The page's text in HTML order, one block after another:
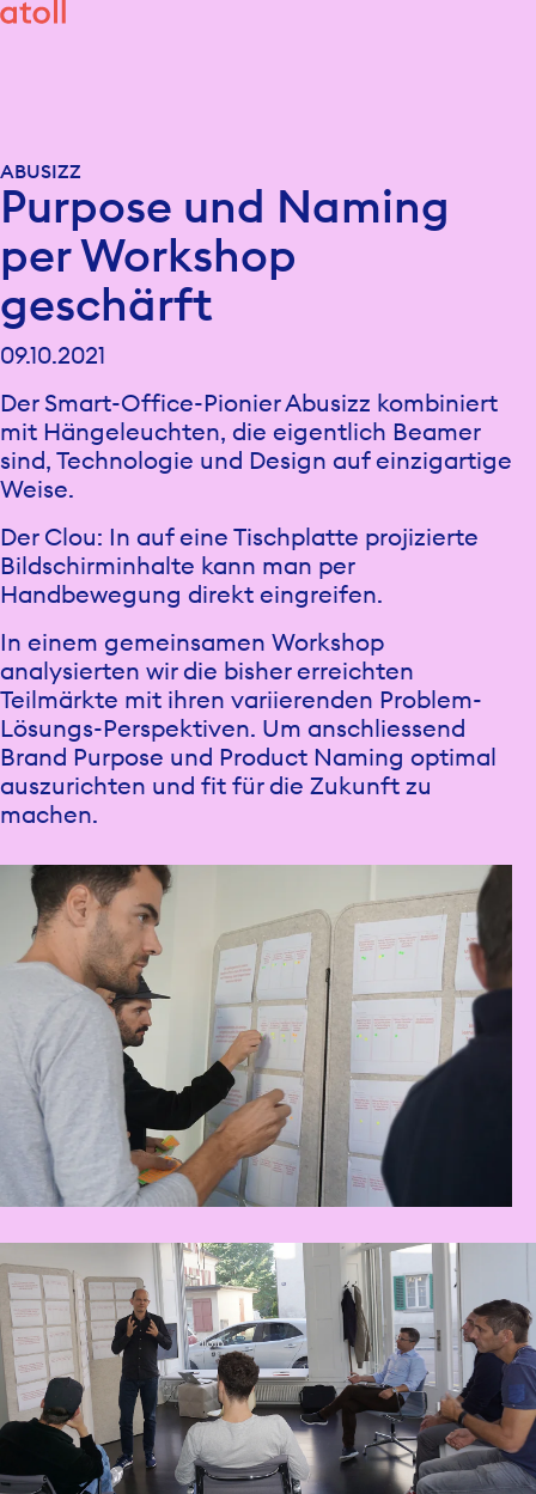
Purpose und Naming
per Workshop
geschärft
ABUSIZZ
09.10.2021
Der Smart-Office-Pionier Abusizz kombiniert
mit Hängeleuchten, die eigentlich Beamer
sind, Technologie und Design auf einzigartige
Weise.
Der Clou: In auf eine Tischplatte projizierte
Bildschirminhalte kann man per
Handbewegung direkt eingreifen.
In einem gemeinsamen Workshop
analysierten wir die bisher erreichten
Teilmärkte mit ihren variierenden Problem-
Lösungs-Perspektiven. Um anschliessend
Brand Purpose und Product Naming optimal
auszurichten und fit für die Zukunft zu
machen.